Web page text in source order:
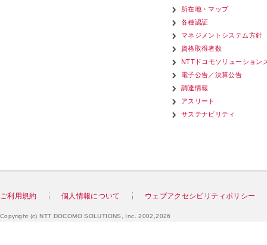
所在地・マップ
各種認証
マネジメントシステム方針
資格取得者数
NTTドコモソリューション
電子公告／決算公告
調達情報
アスリート
サステナビリティ
ご利用規約 個人情報について ウェブアクセシビリティポリシー
Copyright (c) NTT DOCOMO SOLUTIONS, Inc. 2002,2026